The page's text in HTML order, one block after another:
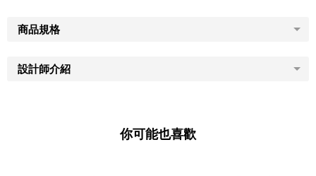
商品規格
設計師介紹
你可能也喜歡